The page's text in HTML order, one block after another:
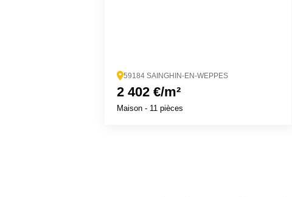
59184 SAINGHIN-EN-WEPPES
2 402 €/m²
Maison - 11 pièces